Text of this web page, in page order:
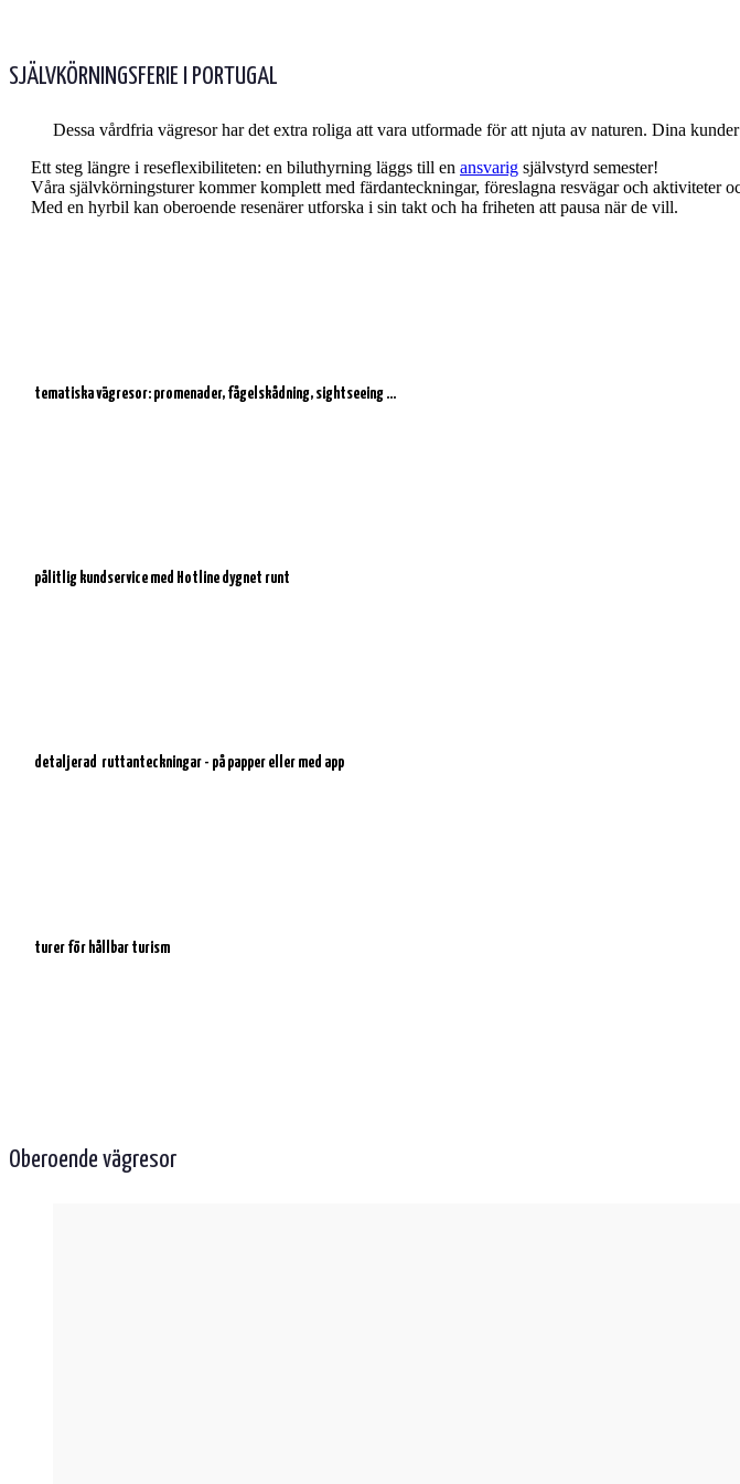
SJÄLVKÖRNINGSFERIE I PORTUGAL
Dessa vårdfria vägresor har det extra roliga att vara utformade för att njuta av naturen. Dina
Ett steg längre i reseflexibiliteten: en biluthyrning läggs till en ansvarig självstyrd semester!
Våra självkörningsturer kommer komplett med färdanteckningar, föreslagna resvägar och aktiviteter
Med en hyrbil kan oberoende resenärer utforska i sin takt och ha friheten att pausa när de vill.
tematiska vägresor: promenader, fågelskådning, sightseeing ...
pålitlig kundservice med Hotline dygnet runt
detaljerad ruttanteckningar - på papper eller med app
turer för hållbar turism
Oberoende vägresor